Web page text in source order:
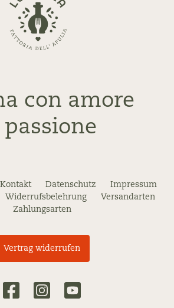
zur
Startseite
con amore
passione
Kontakt Datenschutz
Impressum
Widerrufsbelehrung
Versandarten
Zahlungsarten
Vertrag widerrufen